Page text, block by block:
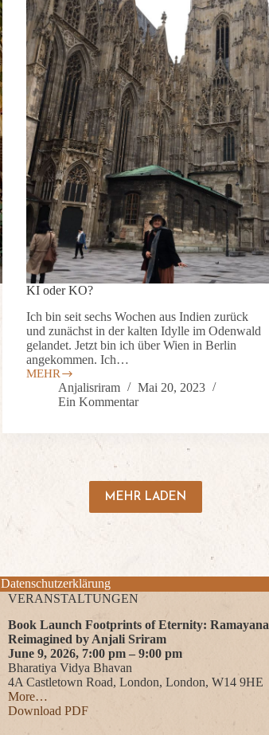
KI oder KO?
Ich bin seit sechs Wochen aus Indien zurück
und zunächst in der kalten Idylle im Odenwald
gelandet. Jetzt bin ich über Wien in Berlin
angekommen. Ich…
MEHR
Anjalisriram
Mai 20, 2023
Ein Kommentar
MEHR LADEN
Datenschutzerklärung
VERANSTALTUNGEN
Book Launch Footprints of Eternity: Ramayana
Reimagined by Anjali Sriram
June 9, 2026, 7:00 pm – 9:00 pm
Bharatiya Vidya Bhavan
4A Castletown Road, London, London, W14 9HE
More…
Download PDF